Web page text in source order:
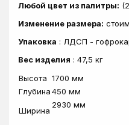
Любой цвет из палитры:
Изменение размера:
Упаковка : ЛДСП -
Вес изделия : 47,5 кг
Высота 1700 мм
Глубина450 мм
Ширина
2930 мм